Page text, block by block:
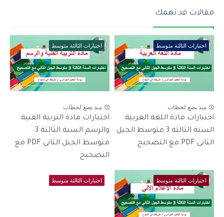
مقالات قد تهمك
اختبارات الثالثة متوسط
منذ بضع لحظات
اختبارات مادة اللغة العربية
السنة الثالثة 3 متوسط الجيل
الثاني PDF مع التصحيح
اختبارات الثالثة متوسط
منذ بضع لحظات
اختبارات مادة التربية الفنية
والرسم السنة الثالثة 3
متوسط الجيل الثاني PDF مع
التصحيح
اختبارات الثالثة متوسط اختبارات الثالثة متوسط